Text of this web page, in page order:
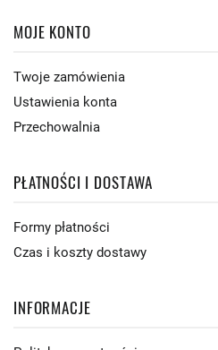
MOJE KONTO
Twoje zamówienia
Ustawienia konta
Przechowalnia
PŁATNOŚCI I DOSTAWA
Formy płatności
Czas i koszty dostawy
INFORMACJE